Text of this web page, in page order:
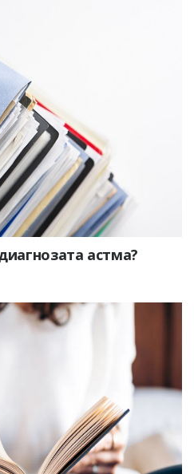
астма?